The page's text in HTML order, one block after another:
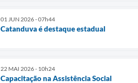
01 JUN 2026 - 07h44
Catanduva é destaque estadual
22 MAI 2026 - 10h24
Capacitação na Assistência Social